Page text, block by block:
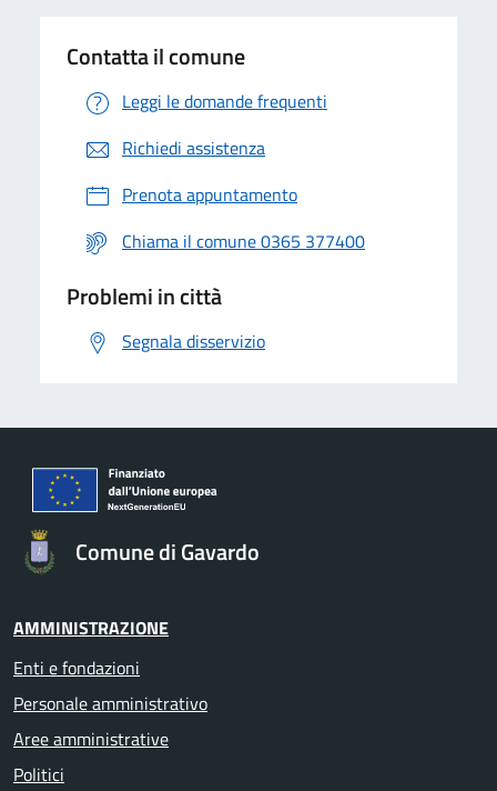
Contatta il comune
Leggi le domande frequenti
Richiedi assistenza
Prenota appuntamento
Chiama il comune 0365 377400
Problemi in città
Segnala disservizio
Comune di Gavardo
AMMINISTRAZIONE
Enti e fondazioni
Personale amministrativo
Aree amministrative
Politici